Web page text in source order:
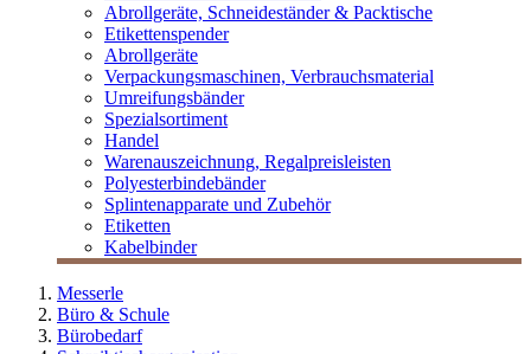
Abrollgeräte, Schneideständer & Packtische
Etikettenspender
Abrollgeräte
Verpackungsmaschinen, Verbrauchsmaterial
Umreifungsbänder
Spezialsortiment
Handel
Warenauszeichnung, Regalpreisleisten
Polyesterbindebänder
Splintenapparate und Zubehör
Etiketten
Kabelbinder
Messerle
Büro & Schule
Bürobedarf